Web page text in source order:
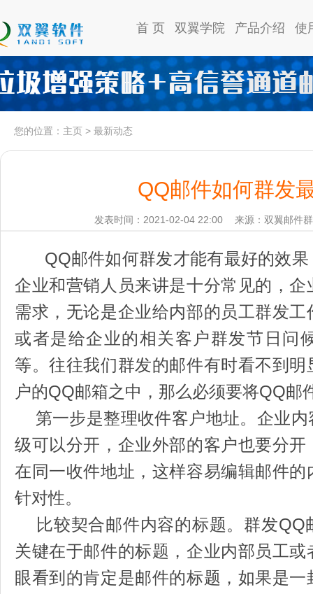
首 页 双翼学院 产品介绍 使
您的位置： 主页 > 最新动态
QQ邮件如何群发
发表时间：2021-02-04 22:00 来源：双翼邮件
QQ邮件如何群发才能有最好的效
企业和营销人员来讲是十分常见的，
需求，无论是企业给内部的员工群发
或者是给企业的相关客户群发节日问
等。往往我们群发的邮件有时看不到
户的QQ邮箱之中，那么必须要将QQ邮
第一步是整理收件客户地址。企业内
级可以分开，企业外部的客户也要分
在同一收件地址，这样容易编辑邮件
针对性。
比较契合邮件内容的标题。群发QQ
关键在于邮件的标题，企业内部员工
眼看到的肯定是邮件的标题，如果是